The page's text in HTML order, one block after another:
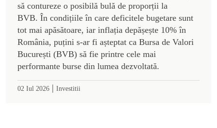
să contureze o posibilă bulă de proporții la
BVB. În condițiile în care deficitele bugetare sunt
tot mai apăsătoare, iar inflația depășește 10% în
România, puțini s-ar fi așteptat ca Bursa de Valori
București (BVB) să fie printre cele mai
performante burse din lumea dezvoltată.
02 Iul 2026 | Investitii